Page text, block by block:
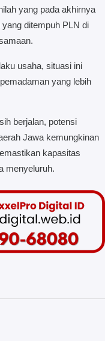
yang pada akhirnya
ditempuh PLN di
usaha, situasi ini
yang lebih
berjalan, potensi
Jawa kemungkinan
kapasitas
menyeluruh.